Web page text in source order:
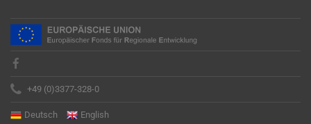
+49 (0)3377-328-0
Deutsch English